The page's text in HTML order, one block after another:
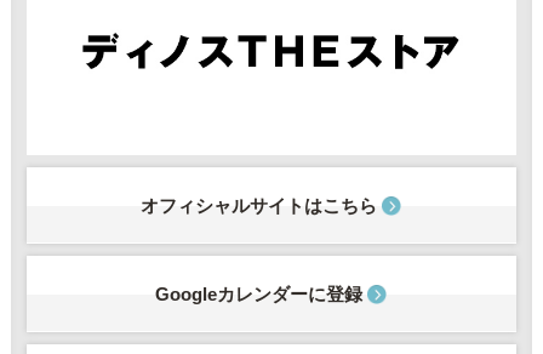
オフィシャルサイトはこちら
Googleカレンダーに登録